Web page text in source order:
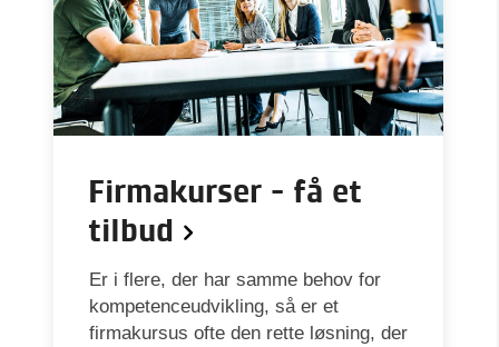
Firmakurser - få et
tilbud
Er i flere, der har samme behov for
kompetenceudvikling, så er et
firmakursus ofte den rette løsning, der